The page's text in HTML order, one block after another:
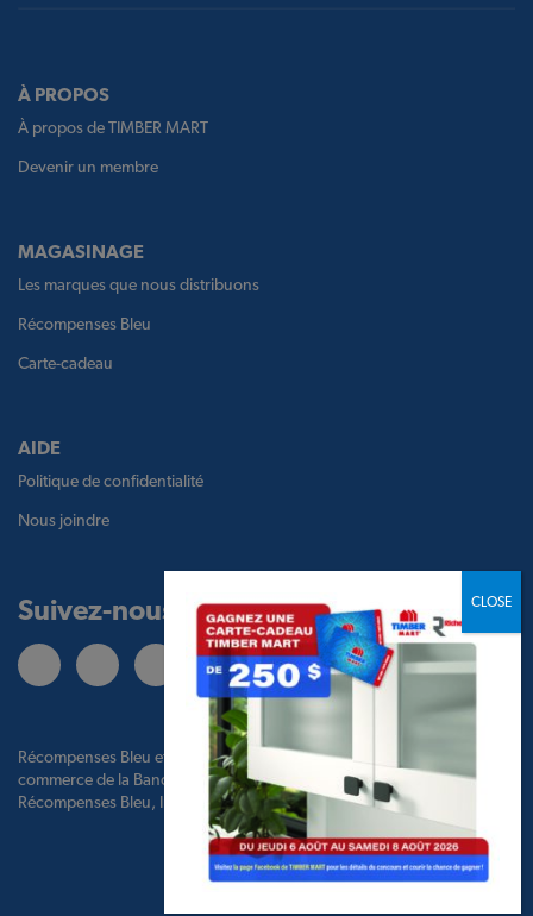
À PROPOS
À propos de TIMBER MART
Devenir un membre
MAGASINAGE
Les marques que nous distribuons
Récompenses Bleu
Carte-cadeau
AIDE
Politique de confidentialité
Nous joindre
Suivez-nous
Récompenses Bleu et le logo Récompenses Bleu sont des marques de
commerce de la Banque de Montréal, utilisées sous licence par BMO
Récompenses Bleu, Inc. et par TBM Holdco Ltd.